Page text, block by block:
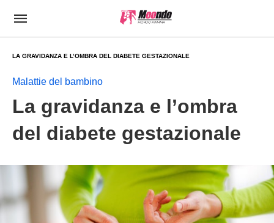
LA GRAVIDANZA E L’OMBRA DEL DIABETE GESTAZIONALE
Malattie del bambino
La gravidanza e l’ombra
del diabete gestazionale